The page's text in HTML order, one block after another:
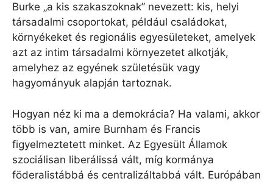
Burke „a kis szakaszoknak” nevezett: kis, helyi
társadalmi csoportokat, például családokat,
környékeket és regionális egyesületeket, amelyek
azt az intim társadalmi környezetet alkotják,
amelyhez az egyének születésük vagy
hagyományuk alapján tartoznak.
Hogyan néz ki ma a demokrácia? Ha valami, akkor
több is van, amire Burnham és Francis
figyelmeztetett minket. Az Egyesült Államok
szociálisan liberálissá vált, míg kormánya
föderalistábbá és centralizáltabbá vált. Európában